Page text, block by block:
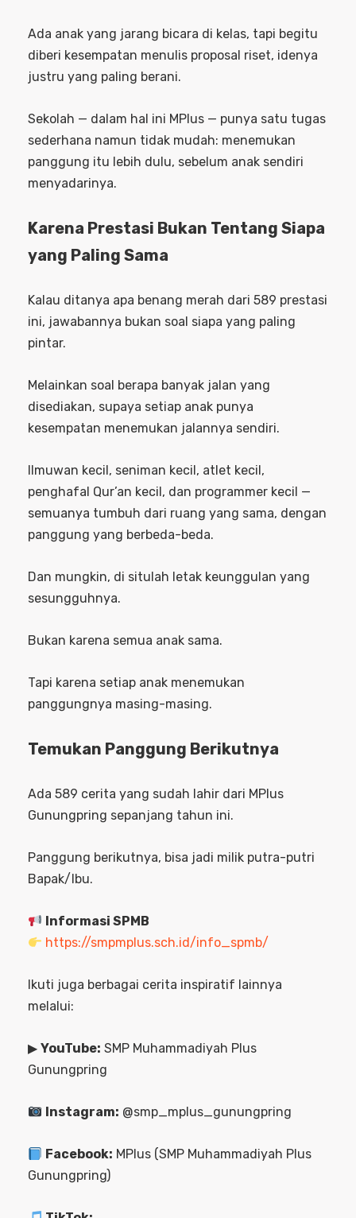
Ada anak yang jarang bicara di kelas, tapi begitu
diberi kesempatan menulis proposal riset, idenya
justru yang paling berani.
Sekolah — dalam hal ini MPlus — punya satu tugas
sederhana namun tidak mudah: menemukan
panggung itu lebih dulu, sebelum anak sendiri
menyadarinya.
Karena Prestasi Bukan Tentang Siapa
yang Paling Sama
Kalau ditanya apa benang merah dari 589 prestasi
ini, jawabannya bukan soal siapa yang paling
pintar.
Melainkan soal berapa banyak jalan yang
disediakan, supaya setiap anak punya
kesempatan menemukan jalannya sendiri.
Ilmuwan kecil, seniman kecil, atlet kecil,
penghafal Qur’an kecil, dan programmer kecil —
semuanya tumbuh dari ruang yang sama, dengan
panggung yang berbeda-beda.
Dan mungkin, di situlah letak keunggulan yang
sesungguhnya.
Bukan karena semua anak sama.
Tapi karena setiap anak menemukan
panggungnya masing-masing.
Temukan Panggung Berikutnya
Ada 589 cerita yang sudah lahir dari MPlus
Gunungpring sepanjang tahun ini.
Panggung berikutnya, bisa jadi milik putra-putri
Bapak/Ibu.
Informasi SPMB
https://smpmplus.sch.id/info_spmb/
Ikuti juga berbagai cerita inspiratif lainnya
melalui:
▶ YouTube: SMP Muhammadiyah Plus
Gunungpring
Instagram: @smp_mplus_gunungpring
Facebook: MPlus (SMP Muhammadiyah Plus
Gunungpring)